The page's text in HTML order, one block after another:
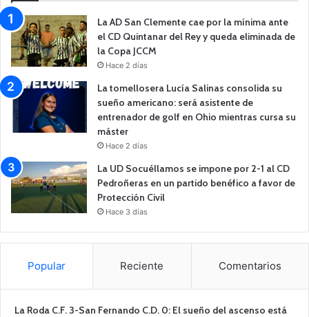
La AD San Clemente cae por la mínima ante
el CD Quintanar del Rey y queda eliminada de
la Copa JCCM
Hace 2 días
La tomellosera Lucía Salinas consolida su
sueño americano: será asistente de
entrenador de golf en Ohio mientras cursa su
máster
Hace 2 días
La UD Socuéllamos se impone por 2-1 al CD
Pedroñeras en un partido benéfico a favor de
Protección Civil
Hace 3 días
Popular Reciente Comentarios
La Roda C.F. 3-San Fernando C.D. 0: El sueño del ascenso está